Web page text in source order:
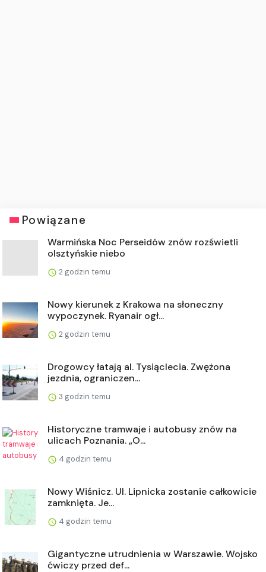
Powiązane
Warmińska Noc Perseidów znów rozświetli
olsztyńskie niebo
2 godzin temu
Nowy kierunek z Krakowa na słoneczny
wypoczynek. Ryanair ogł...
2 godzin temu
Drogowcy łatają al. Tysiąclecia. Zwężona
jezdnia, ograniczen...
3 godzin temu
Historyczne tramwaje i autobusy znów na
ulicach Poznania. „O...
4 godzin temu
Nowy Wiśnicz. Ul. Lipnicka zostanie całkowicie
zamknięta. Je...
4 godzin temu
Gigantyczne utrudnienia w Warszawie. Wojsko
ćwiczy przed def...